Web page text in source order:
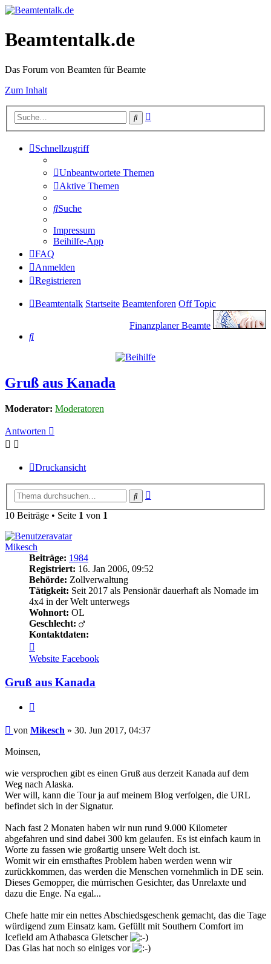
Beamtentalk.de
Das Forum von Beamten für Beamte
Zum Inhalt
Suche
Schnellzugriff
Unbeantwortete Themen
Aktive Themen
Suche
Impressum
Beihilfe-App
FAQ
Anmelden
Registrieren
Beamtentalk Startseite Beamtenforen Off Topic
Finanzplaner Beamte
Suche
Gruß aus Kanada
Moderator: Moderatoren
Antworten
Druckansicht
Suche
10 Beiträge • Seite 1 von 1
Mikesch
Beiträge: 1984
Registriert: 16. Jan 2006, 09:52
Behörde: Zollverwaltung
Tätigkeit: Seit 2017 als Pensionär dauerhaft als Nomade im
4x4 in der Welt unterwegs
Wohnort: OL
Geschlecht:
Kontaktdaten:
von
Mikesch
Website Facebook
Gruß aus Kanada
Beitrag
von Mikesch » 30. Jun 2017, 04:37
Moinsen,
wie versprochen gibt es einen Gruß aus derzeit Kanada auf dem
Weg nach Alaska.
Wer will, kann die Tour ja auf meinem Blog verfolgen, die URL
befindet sich in der Signatur.
Nach fast 2 Monaten haben wir nun rund 9.000 Kilometer
abgefahren und sind dabei 300 km gelaufen. Es ist einfach kaum in
Worte zu fassen wie großartig unsere Welt doch ist.
Womit wir ein ernsthaftes Problem haben werden wenn wir
zurückkommen, das werden die Menschen vornehmlich in DE sein.
Dieses Gemopper, die mürrischen Gesichter, das Unrelaxte und
dazu die Enge. Na egal...
Chefe hatte mir ein nettes Abschiedsgeschenk gemacht, das die Tage
würdigend zum Einsatz kam. Gefüllt mit Southern Comfort im
Icefield am Athabasca Gletscher
Das Glas hat noch so einiges vor